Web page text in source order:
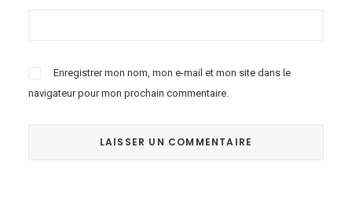
Enregistrer mon nom, mon e-mail et mon site dans le
navigateur pour mon prochain commentaire.